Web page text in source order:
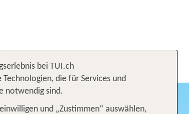
bei TUI.ch
die für Services und
notwendig sind.
und „Zustimmen“ auswählen,